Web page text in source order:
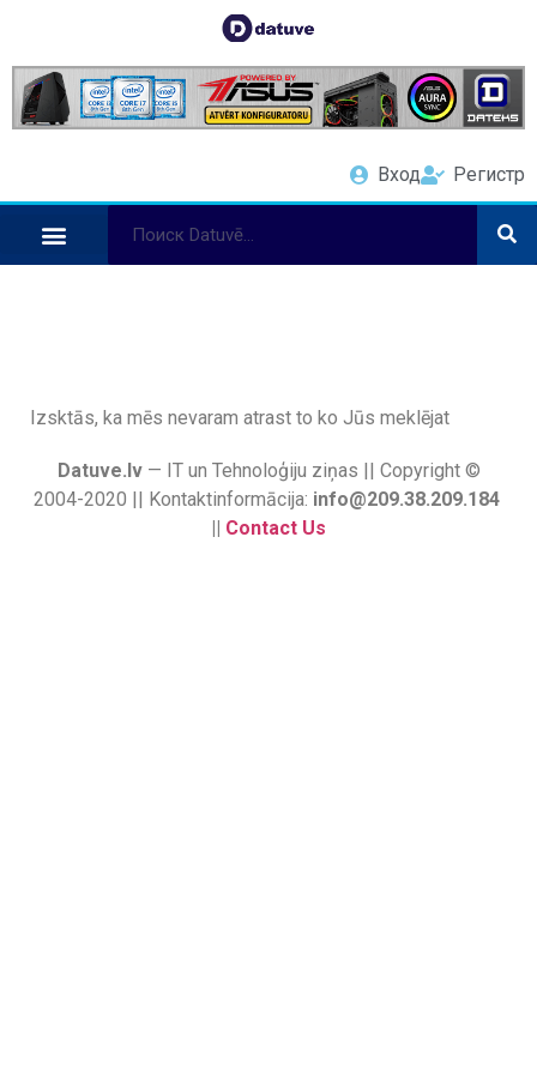
Вход Регистр
Izsktās, ka mēs nevaram atrast to ko Jūs meklējat
Datuve.lv— IT un Tehnoloģiju ziņas || Copyright ©
2004-2020 || Kontaktinformācija: info@209.38.209.184
|| Contact Us